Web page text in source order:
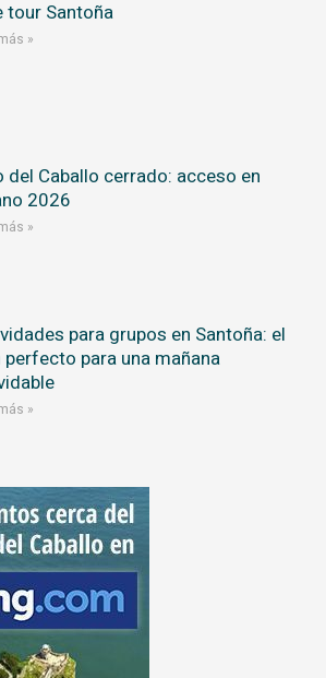
tour Santoña
»
del Caballo cerrado: acceso en
2026
»
para grupos en Santoña: el
perfecto para una mañana
»